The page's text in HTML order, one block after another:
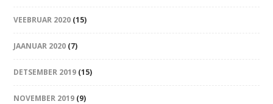
VEEBRUAR 2020 (15)
JAANUAR 2020 (7)
DETSEMBER 2019 (15)
NOVEMBER 2019 (9)